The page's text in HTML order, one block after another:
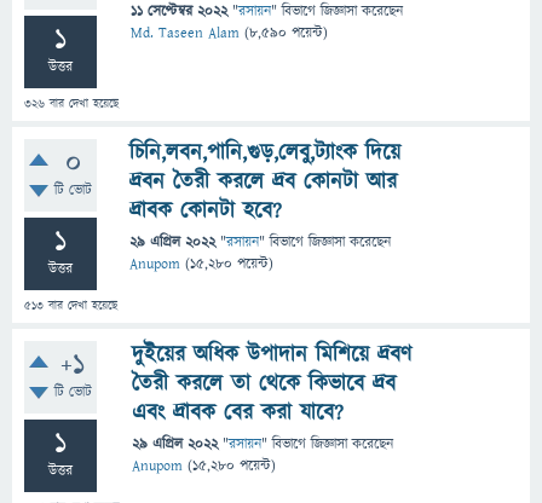
1
উত্তর
326 বার দেখা হয়েছে
11 সেপ্টেম্বর 2022 "রসায়ন" বিভাগে জিজ্ঞাসাকরেছেন
Md. Taseen Alam (8,590 পয়েন্ট)
0
টি ভোট
1
উত্তর
513 বার দেখা হয়েছে
চিনি,লবন,পানি,গুড়,লেবু,ট্যাংক দিয়ে
দ্রবন তৈরী করলে দ্রব কোনটা আর
দ্রাবক কোনটা হবে?
29 এপ্রিল 2022 "রসায়ন" বিভাগে জিজ্ঞাসাকরেছেন
Anupom (15,280 পয়েন্ট)
+1
টি ভোট
1
উত্তর
দুইয়ের অধিক উপাদান মিশিয়ে দ্রবণ
তৈরী করলে তা থেকে কিভাবে দ্রব
এবং দ্রাবক বের করা যাবে?
29 এপ্রিল 2022 "রসায়ন" বিভাগে জিজ্ঞাসাকরেছেন
Anupom (15,280 পয়েন্ট)